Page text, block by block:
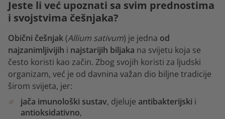
Jeste li već upoznati sa svim prednostima
i svojstvima češnjaka?
Obični češnjak(Allium sativum) je jedna od
najzanimljivijih i najstarijih biljaka na svijetu koja se
često koristi kao začin. Zbog svojih koristi za ljudski
organizam, već je od davnina važan dio biljne tradicije
širom svijeta, jer:
jača imunološki sustav, djeluje antibakterijski i
antioksidativno,